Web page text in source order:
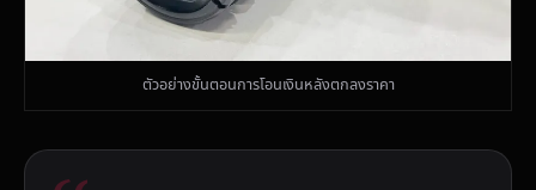
ตัวอย่างขั้นตอนการโอนเงินหลังตกลงราคา